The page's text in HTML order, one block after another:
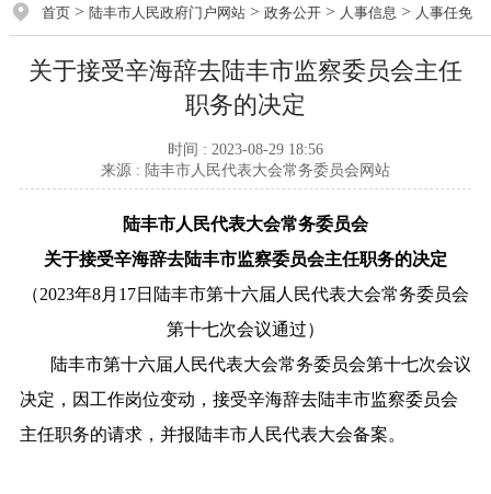
首页> 陆丰市人民政府门户网站> 政务公开> 人事信息 > 人事任免
关于接受辛海辞去陆丰市监察委员会主任
职务的决定
时间 : 2023-08-29 18:56
来源 : 陆丰市人民代表大会常务委员会网站
陆丰市人民代表大会常务委员会
关于接受辛海辞去陆丰市监察委员会主任职务的决定
（2023年8月17日陆丰市第十六届人民代表大会常务委员会
第十七次会议通过）
陆丰市第十六届人民代表大会常务委员会第十七次会议
决定，因工作岗位变动，接受辛海辞去陆丰市监察委员会
主任职务的请求，并报陆丰市人民代表大会备案。